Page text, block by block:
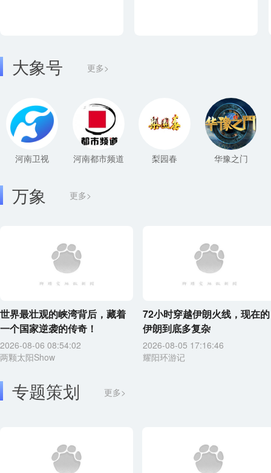
大象号 更多>
河南卫视 河南都市频道 梨园春 华豫之门
更多>
万象
世界最壮观的峡湾背后，藏着
一个国家逆袭的传奇！
2026-08-06 08:54:02
两颗太阳Show
72小时穿越伊朗火线，现在的
伊朗到底多复杂
2026-08-05 17:16:46
耀阳环游记
专题策划 更多>